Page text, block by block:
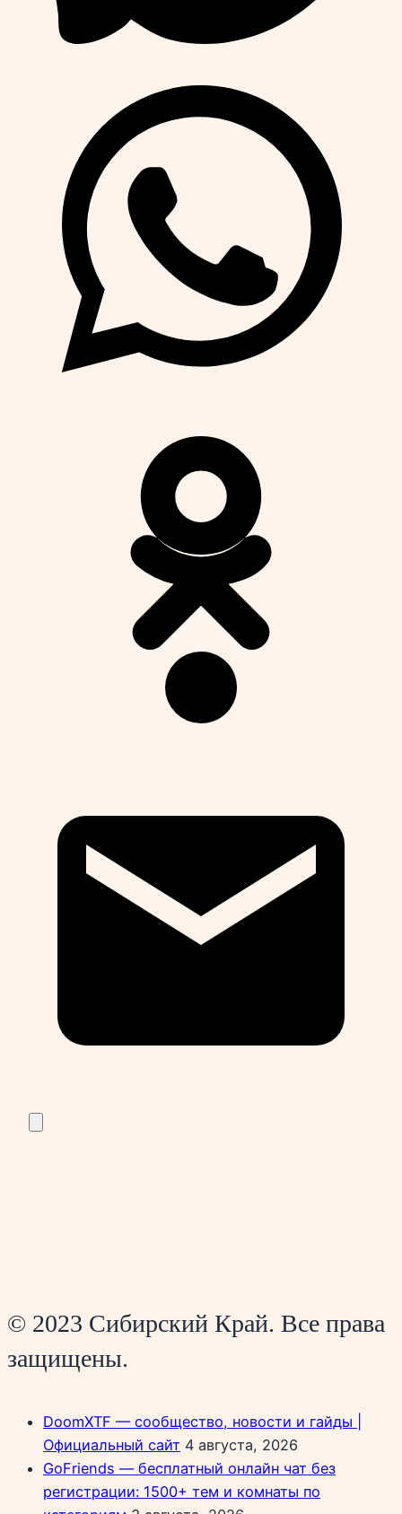
© 2023 Сибирский Край. Все права
защищены.
DoomXTF — сообщество, новости и гайды |
Официальный сайт 4 августа, 2026
GoFriends — бесплатный онлайн чат без
регистрации: 1500+ тем и комнаты по